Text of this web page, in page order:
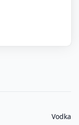
Vodka